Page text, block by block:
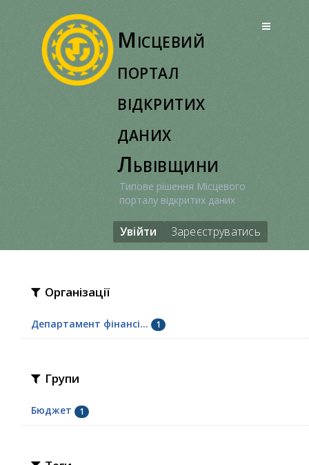
Місцевий
портал
відкритих
даних
Львівщини
Типове рішення Місцевого
порталу відкритих даних
Увійти Зареєструватись
Організації
Департамент фінансі... 1
Групи
Бюджет 1